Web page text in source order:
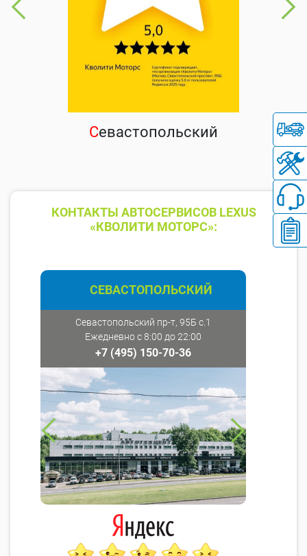
Севастопольский
КОНТАКТЫ АВТОСЕРВИСОВ LEXUS
«КВОЛИТИ МОТОРС»:
СЕВАСТОПОЛЬСКИЙ
Севастопольский пр-т, 95Б с.1
Ежедневно с 8:00 до 22:00
+7 (495) 150-70-36